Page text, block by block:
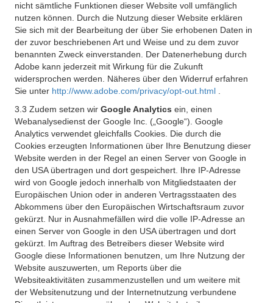
nicht sämtliche Funktionen dieser Website voll umfänglich
nutzen können. Durch die Nutzung dieser Website erklären
Sie sich mit der Bearbeitung der über Sie erhobenen Daten in
der zuvor beschriebenen Art und Weise und zu dem zuvor
benannten Zweck einverstanden. Der Datenerhebung durch
Adobe kann jederzeit mit Wirkung für die Zukunft
widersprochen werden. Näheres über den Widerruf erfahren
Sie unter http://www.adobe.com/privacy/opt-out.html
3.3 Zudem setzen wir Google Analytics ein, einen
Webanalysedienst der Google Inc. („Google“). Google
Analytics verwendet gleichfalls Cookies. Die durch die
Cookies erzeugten Informationen über Ihre Benutzung dieser
Website werden in der Regel an einen Server von Google in
den USA übertragen und dort gespeichert. Ihre IP-Adresse
wird von Google jedoch innerhalb von Mitgliedstaaten der
Europäischen Union oder in anderen Vertragsstaaten des
Abkommens über den Europäischen Wirtschaftsraum zuvor
gekürzt. Nur in Ausnahmefällen wird die volle IP-Adresse an
einen Server von Google in den USA übertragen und dort
gekürzt. Im Auftrag des Betreibers dieser Website wird
Google diese Informationen benutzen, um Ihre Nutzung der
Website auszuwerten, um Reports über die
Websiteaktivitäten zusammenzustellen und um weitere mit
der Websitenutzung und der Internetnutzung verbundene